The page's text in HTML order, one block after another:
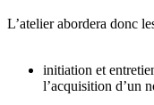
L’atelier abordera donc
initiation et
l’acquisition d’un